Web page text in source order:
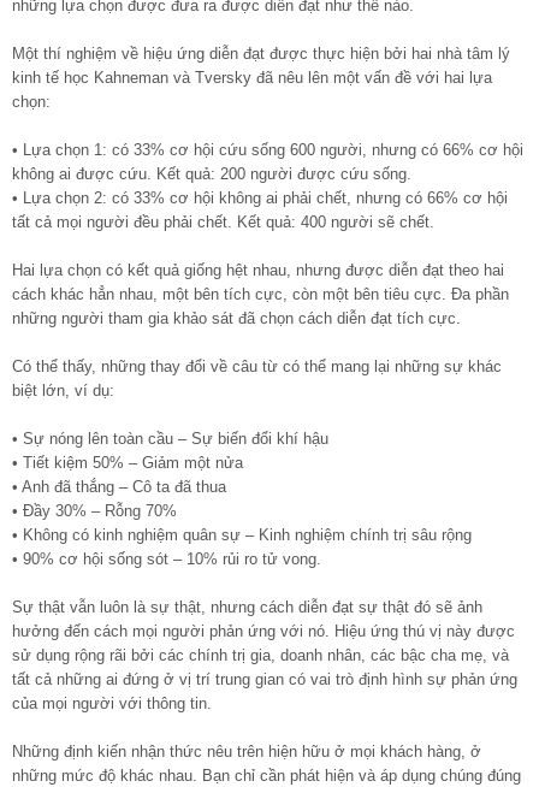
những lựa chọn được đưa ra được diễn đạt như thế nào.
Một thí nghiệm về hiệu ứng diễn đạt được thực hiện bởi hai nhà tâm lý
kinh tế học Kahneman và Tversky đã nêu lên một vấn đề với hai lựa
chọn:
• Lựa chọn 1: có 33% cơ hội cứu sống 600 người, nhưng có 66% cơ hội
không ai được cứu. Kết quả: 200 người được cứu sống.
• Lựa chọn 2: có 33% cơ hội không ai phải chết, nhưng có 66% cơ hội
tất cả mọi người đều phải chết. Kết quả: 400 người sẽ chết.
Hai lựa chọn có kết quả giống hệt nhau, nhưng được diễn đạt theo hai
cách khác hẳn nhau, một bên tích cực, còn một bên tiêu cực. Đa phần
những người tham gia khảo sát đã chọn cách diễn đạt tích cực.
Có thể thấy, những thay đổi về câu từ có thể mang lại những sự khác
biệt lớn, ví dụ:
• Sự nóng lên toàn cầu – Sự biến đổi khí hậu
• Tiết kiệm 50% – Giảm một nửa
• Anh đã thắng – Cô ta đã thua
• Đầy 30% – Rỗng 70%
• Không có kinh nghiệm quân sự – Kinh nghiệm chính trị sâu rộng
• 90% cơ hội sống sót – 10% rủi ro tử vong.
Sự thật vẫn luôn là sự thật, nhưng cách diễn đạt sự thật đó sẽ ảnh
hưởng đến cách mọi người phản ứng với nó. Hiệu ứng thú vị này được
sử dụng rộng rãi bởi các chính trị gia, doanh nhân, các bậc cha mẹ, và
tất cả những ai đứng ở vị trí trung gian có vai trò định hình sự phản ứng
của mọi người với thông tin.
Những định kiến nhận thức nêu trên hiện hữu ở mọi khách hàng, ở
những mức độ khác nhau. Bạn chỉ cần phát hiện và áp dụng chúng đúng